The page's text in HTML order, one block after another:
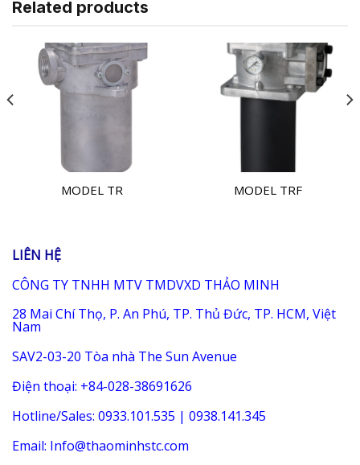
Related products
MODEL TR MODEL TRF
LIÊN HỆ
CÔNG TY TNHH MTV TMDVXD THẢO MINH
28 Mai Chí Thọ, P. An Phú, TP. Thủ Đức, TP. HCM, Việt
Nam
SAV2-03-20 Tòa nhà The Sun Avenue
Điện thoại: +84-028-38691626
Hotline/Sales: 0933.101.535 | 0938.141.345
Email: Info@thaominhstc.com